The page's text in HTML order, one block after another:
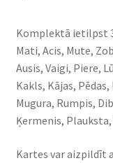
Komplektā ietilpst
Mati, Acis, Mute,
Ausis, Vaigi, Piere,
Kakls, Kājas,
Mugura, Rumpis,
Ķermenis,
Kartes var aizpildīt